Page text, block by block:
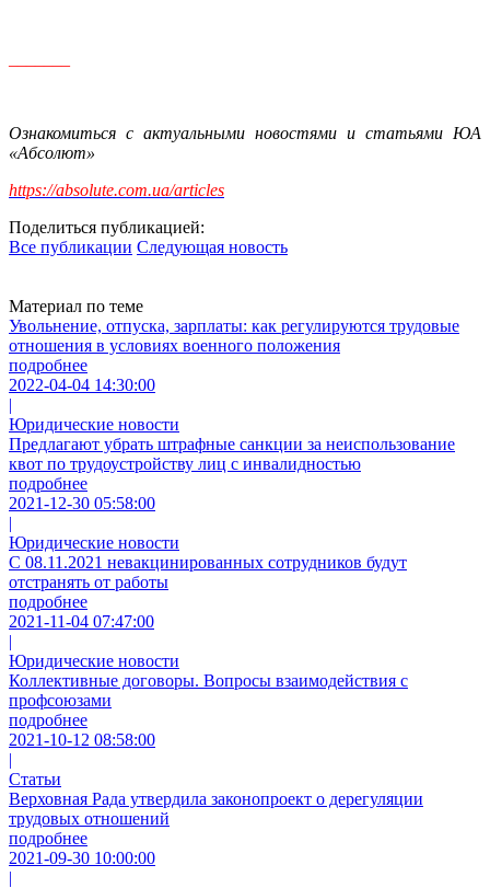
Ознакомиться с актуальными новостями и статьями ЮА
«Абсолют»
https://absolute.com.ua/articles
Поделиться публикацией:
Все публикации Следующая новость
Материал по теме
Увольнение, отпуска, зарплаты: как регулируются трудовые
отношения в условиях военного положения
подробнее
2022-04-04 14:30:00
|
Юридические новости
Предлагают убрать штрафные санкции за неиспользование
квот по трудоустройству лиц с инвалидностью
подробнее
2021-12-30 05:58:00
|
Юридические новости
С 08.11.2021 невакцинированных сотрудников будут
отстранять от работы
подробнее
2021-11-04 07:47:00
|
Юридические новости
Коллективные договоры. Вопросы взаимодействия с
профсоюзами
подробнее
2021-10-12 08:58:00
|
Статьи
Верховная Рада утвердила законопроект о дерегуляции
трудовых отношений
подробнее
2021-09-30 10:00:00
|